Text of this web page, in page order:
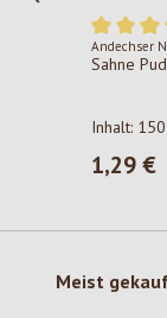
Andechser
Sahne
Inhalt:
1,29 €
Meist